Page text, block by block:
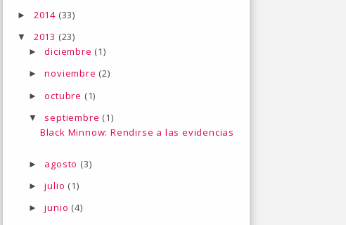
► 2014 (33)
▼ 2013 (23)
►diciembre (1)
►noviembre (2)
►octubre (1)
▼ septiembre (1)
Black Minnow: Rendirse a las evidencias
► agosto (3)
►julio (1)
►junio (4)